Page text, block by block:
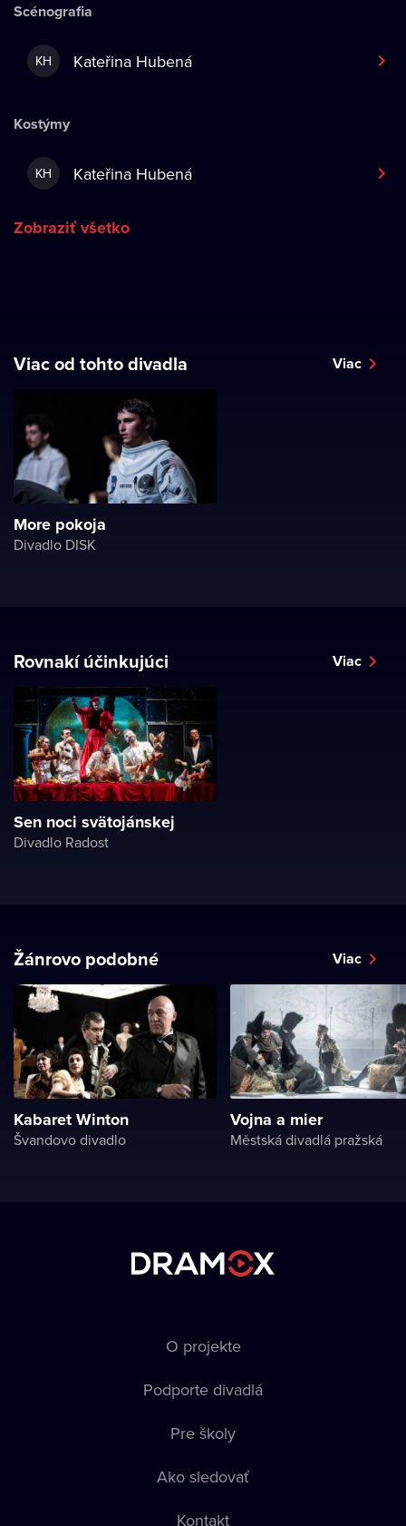
Scénografia
KH Kateřina Hubená
Kostýmy
KH Kateřina Hubená
Zobraziť všetko
Viac od tohto divadla Viac
More pokoja
Divadlo DISK
Rovnakí účinkujúci Viac
Sen noci svätojánskej
Divadlo Radost
Žánrovo podobné Viac
Kabaret Winton
Švandovo divadlo
Vojna a mier
Městská divadlá pražská
O projekte
Podporte divadlá
Pre školy
Ako sledovať
Kontakt